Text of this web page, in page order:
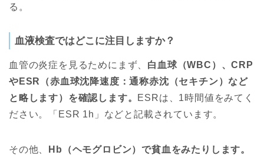
る。
血液検査ではどこに注目しますか？
血管の炎症を見るためにまず、 白血球（WBC）、CRP
やESR（赤血球沈降速度：通称赤沈（セキチン）など
と略します）を確認します。 ESRは、1時間値をみてく
ださい。「ESR 1h」などと記載されています。
その他、
Hb（ヘモグロビン）で貧血をみたりします。